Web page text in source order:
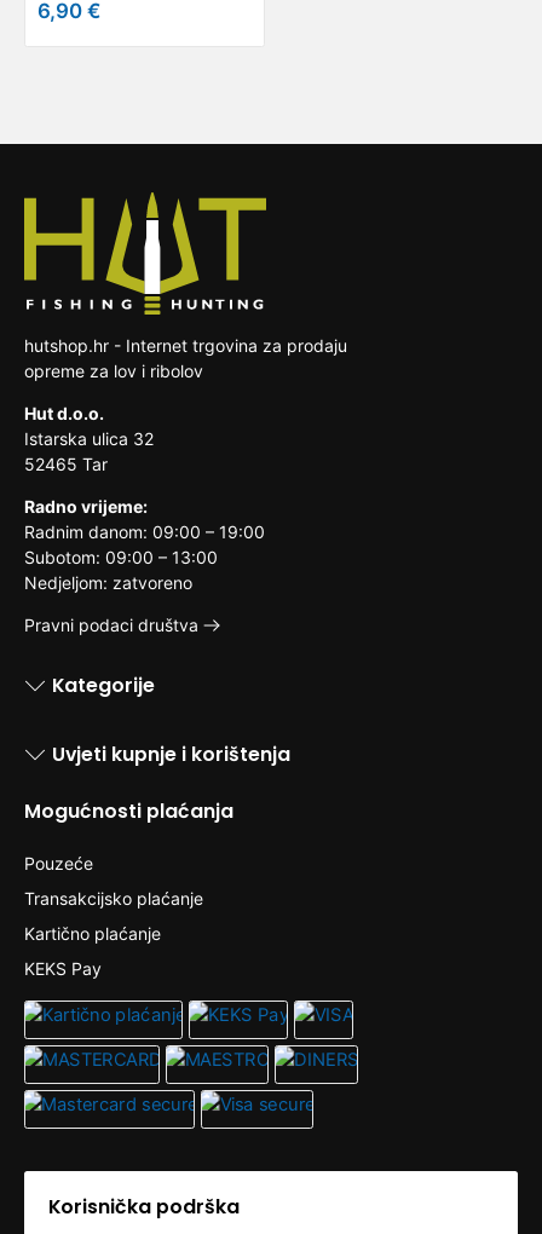
6,90 €
hutshop.hr - Internet trgovina za prodaju
opreme za lov i ribolov
Hut d.o.o.
Istarska ulica 32
52465 Tar
Radno vrijeme:
Radnim danom: 09:00 – 19:00
Subotom: 09:00 – 13:00
Nedjeljom: zatvoreno
Pravni podaci društva
Kategorije
Uvjeti kupnje i korištenja
Mogućnosti plaćanja
Pouzeće
Transakcijsko plaćanje
Kartično plaćanje
KEKS Pay
Korisnička podrška